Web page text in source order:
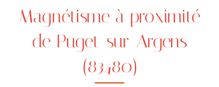
Magnétisme à proximité
de Puget-sur-Argens
(83480)